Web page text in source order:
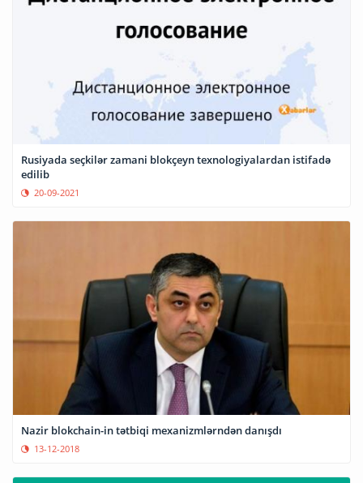
Rusiyada seçkilər zamani blokçeyn texnologiyalardan istifadə
edilib
20-09-2021
Nazir blokchain-in tətbiqi mexanizmlərndən danışdı
13-12-2018